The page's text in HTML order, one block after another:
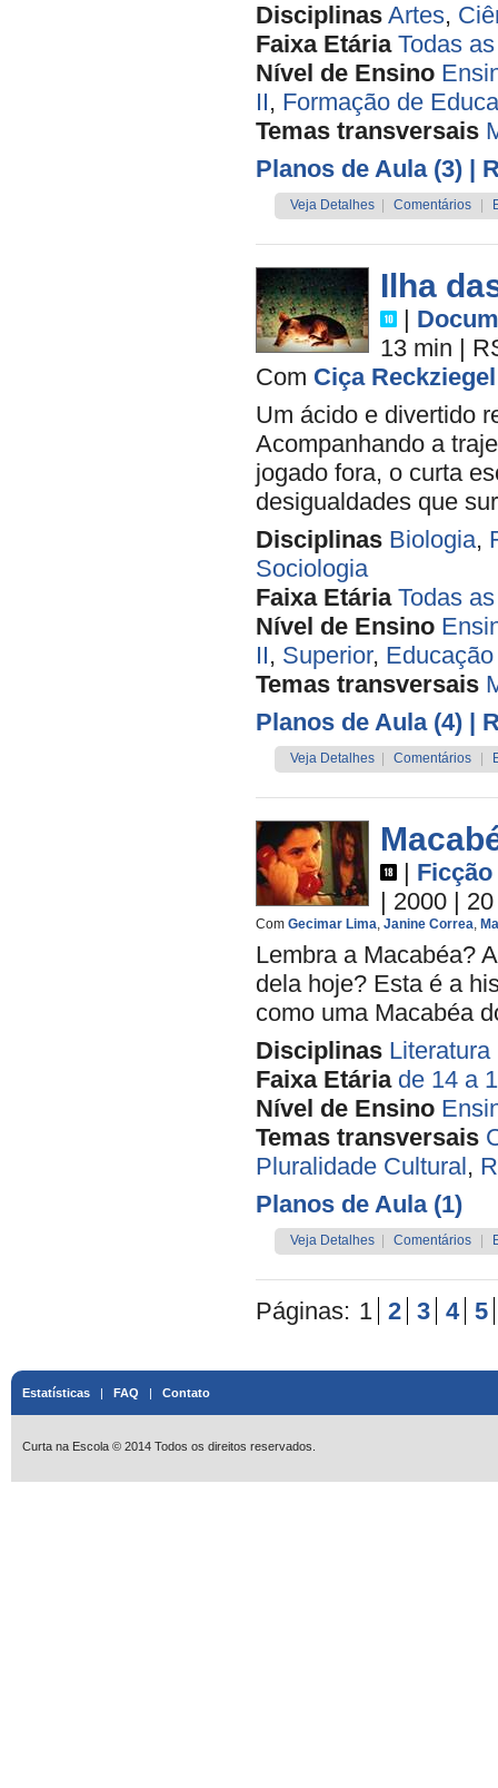
Disciplinas Artes,
Faixa Etária Todas
Nível de Ensino
II, Formação de
Temas transversais
Planos de Aula (3) |
Veja Detalhes Comentários
Ilha
|
13 min |
Com Ciça Reckziegel
Um ácido e divertido
Acompanhando a
jogado fora, o curta
desigualdades que
Disciplinas Biologia,
Sociologia
Faixa Etária Todas
Nível de Ensino
II, Superior,
Temas transversais
Planos de Aula (4) |
Veja Detalhes Comentários
| Ficção
| 2000 |
Com Gecimar Lima, Janine Correa,
Lembra a Macabéa?
dela hoje? Esta é a
como uma Macabéa
Disciplinas Literatura
Faixa Etária de 14 a
Nível de Ensino
Temas transversais
Pluralidade Cultural,
Planos de Aula (1)
Veja Detalhes Comentários
Páginas: 1 2 3 4 5
Estatísticas | FAQ | Contato
Curta na Escola © 2014 Todos os direitos reservados.